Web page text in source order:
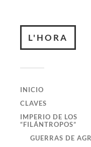
L'HORA
INICIO
CLAVES
IMPERIO DE LOS
“FILÁNTROPOS”
GUERRAS DE